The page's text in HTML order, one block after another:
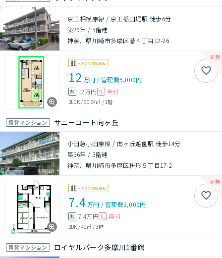
京王相模原線 / 京王稲田堤駅 徒歩6分
築29年 / 3階建
神奈川県川崎市多摩区菅４丁目12-26
12 万円 /管理費5,000円
敷 12万円 礼 無料
2LDK/60.64㎡ /1階
賃貸マンション サニーコート向ヶ丘
小田急小田原線 / 向ヶ丘遊園駅 徒歩14分
築36年 / 3階建
神奈川県川崎市多摩区枡形５丁目17-2
7.4万円 /管理費3,000円
敷 7.4万円 礼 無料
2DK /40㎡/3階
賃貸マンション ロイヤルパーク多摩川1番館